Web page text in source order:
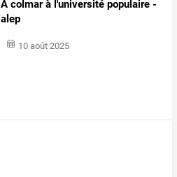
A colmar à l'université populaire -
alep
10 août 2025